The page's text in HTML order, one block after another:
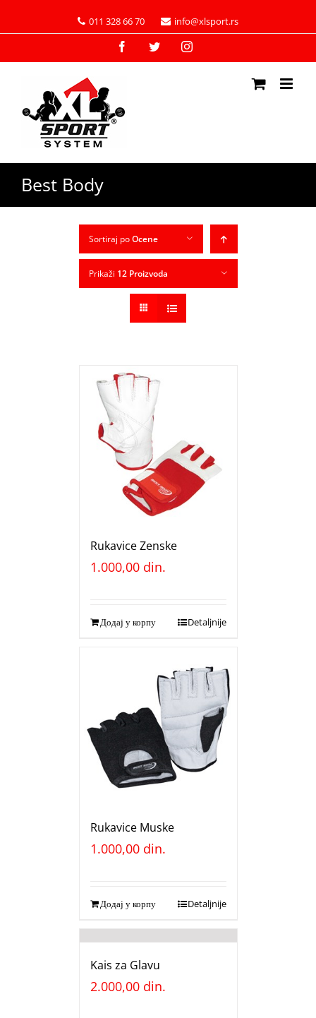
011 328 66 70 info@xlsport.rs
FacebookTwitterInstagram
Best Body
Sortiraj poOcene
Prikaži 12 Proizvoda
Rukavice Zenske
1.000,00 din.
Додај у корпу Detaljnije
Rukavice Muske
1.000,00 din.
Додај у корпу Detaljnije
Kais za Glavu
2.000,00 din.